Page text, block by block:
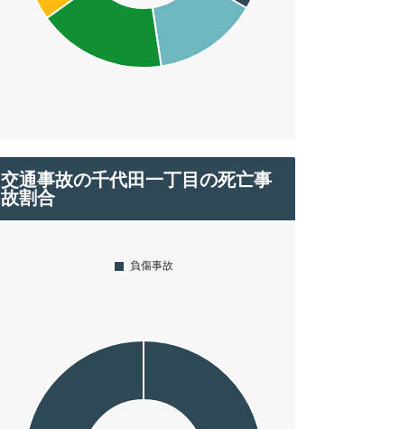
交通事故の千代田一丁目の死亡事
故割合